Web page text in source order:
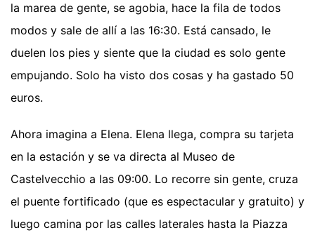
la marea de gente, se agobia, hace la fila de todos
modos y sale de allí a las 16:30. Está cansado, le
duelen los pies y siente que la ciudad es solo gente
empujando. Solo ha visto dos cosas y ha gastado 50
euros.
Ahora imagina a Elena. Elena llega, compra su tarjeta
en la estación y se va directa al Museo de
Castelvecchio a las 09:00. Lo recorre sin gente, cruza
el puente fortificado (que es espectacular y gratuito) y
luego camina por las calles laterales hasta la Piazza